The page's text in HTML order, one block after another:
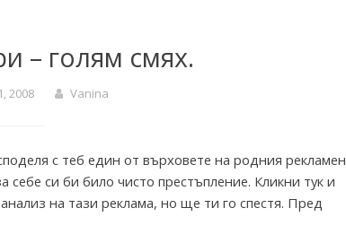
– голям смях.
2008 Vanina
с теб един от върховете на родния рекламен
си би било чисто престъпление. Кликни тук и
на тази реклама, но ще ти го спестя. Пред